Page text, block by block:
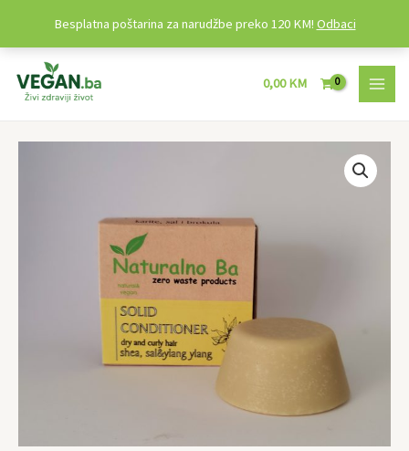
sadržaj
0,00KM
MAIN
Besplatna poštarina za narudžbe preko 120 KM! Odbaci